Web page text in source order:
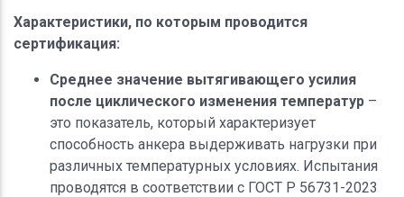
Характеристики, по которым проводится
сертификация:
Среднее значение вытягивающего усилия
после циклического изменения температур –
это показатель, который характеризует
способность анкера выдерживать нагрузки при
различных температурных условиях. Испытания
проводятся в соответствии с ГОСТ Р 56731-2023